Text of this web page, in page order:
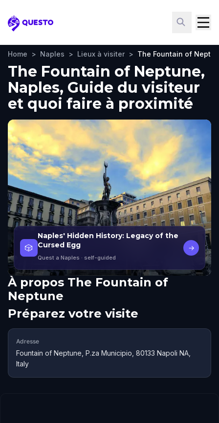
Questo
Home > Naples > Lieux à visiter > The Fountain of
The Fountain of Neptune,
Naples, Guide du visiteur
et quoi faire à proximité
🎲
Naples' Hidden History: Legacy of the
Cursed Egg
Quest a Naples · self-guided
→
À propos The Fountain of
Neptune
Préparez votre visite
Adresse
Fountain of Neptune, P.za Municipio, 80133 Napoli NA,
Italy